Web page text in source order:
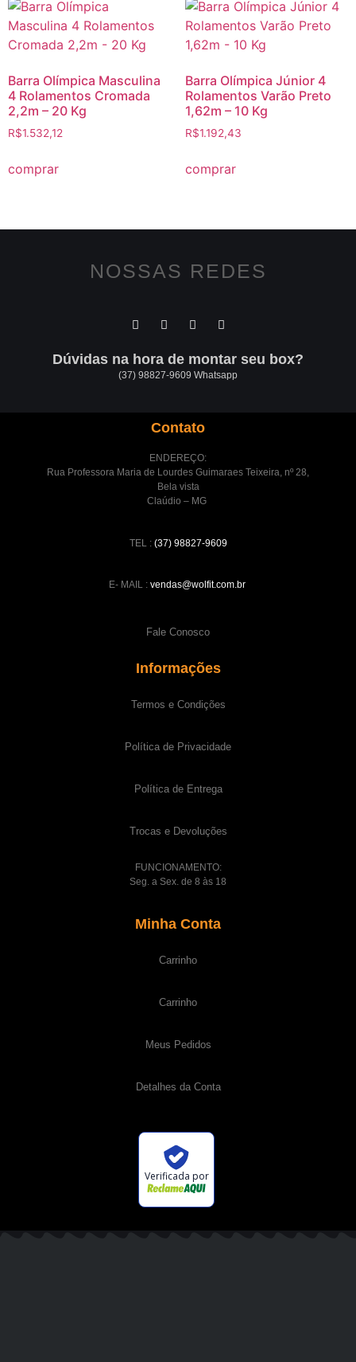
Barra Olímpica Masculina
4 Rolamentos Cromada
2,2m – 20 Kg
R$1.532,12
comprar
Barra Olímpica Júnior 4
Rolamentos Varão Preto
1,62m – 10 Kg
R$1.192,43
comprar
NOSSAS REDES
Dúvidas na hora de montar seu box?
(37) 98827-9609 Whatsapp
Contato
ENDEREÇO:
Rua Professora Maria de Lourdes Guimaraes Teixeira, nº 28,
Bela vista
Claúdio – MG
TEL : (37) 98827-9609
E- MAIL : vendas@wolfit.com.br
Fale Conosco
Informações
Termos e Condições
Política de Privacidade
Política de Entrega
Trocas e Devoluções
FUNCIONAMENTO:
Seg. a Sex. de 8 às 18
Minha Conta
Carrinho
Carrinho
Meus Pedidos
Detalhes da Conta
Verificada por